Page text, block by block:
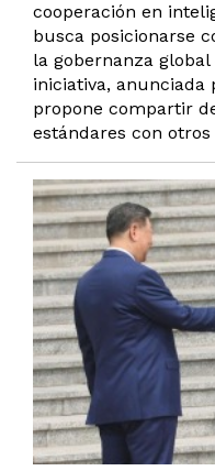
cooperación en
busca posicionarse
la gobernanza
iniciativa, anunciada
propone compartir
estándares con otros